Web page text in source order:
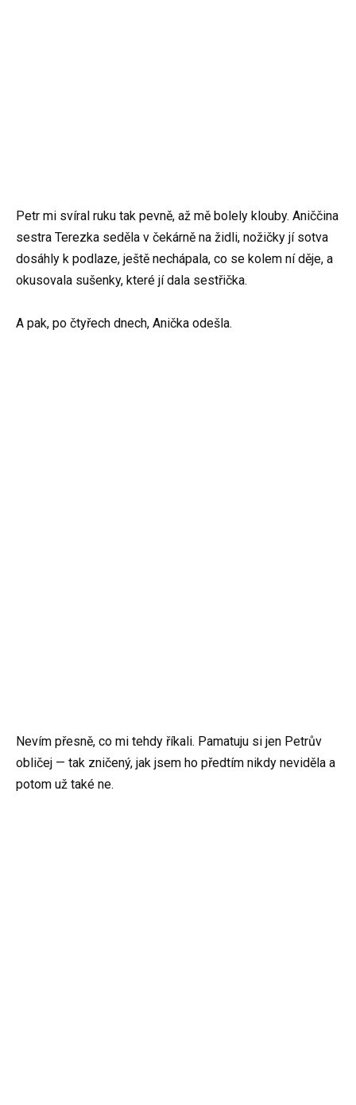
Petr mi svíral ruku tak pevně, až mě bolely klouby. Aniččina
sestra Terezka seděla v čekárně na židli, nožičky jí sotva
dosáhly k podlaze, ještě nechápala, co se kolem ní děje, a
okusovala sušenky, které jí dala sestřička.
A pak, po čtyřech dnech, Anička odešla.
Nevím přesně, co mi tehdy říkali. Pamatuju si jen Petrův
obličej — tak zničený, jak jsem ho předtím nikdy neviděla a
potom už také ne.